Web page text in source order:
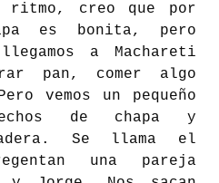
ritmo, creo que por
es bonita, pero
llegamos a Machareti
pan, comer algo
vemos un pequeño
de chapa y
Se llama el
una pareja